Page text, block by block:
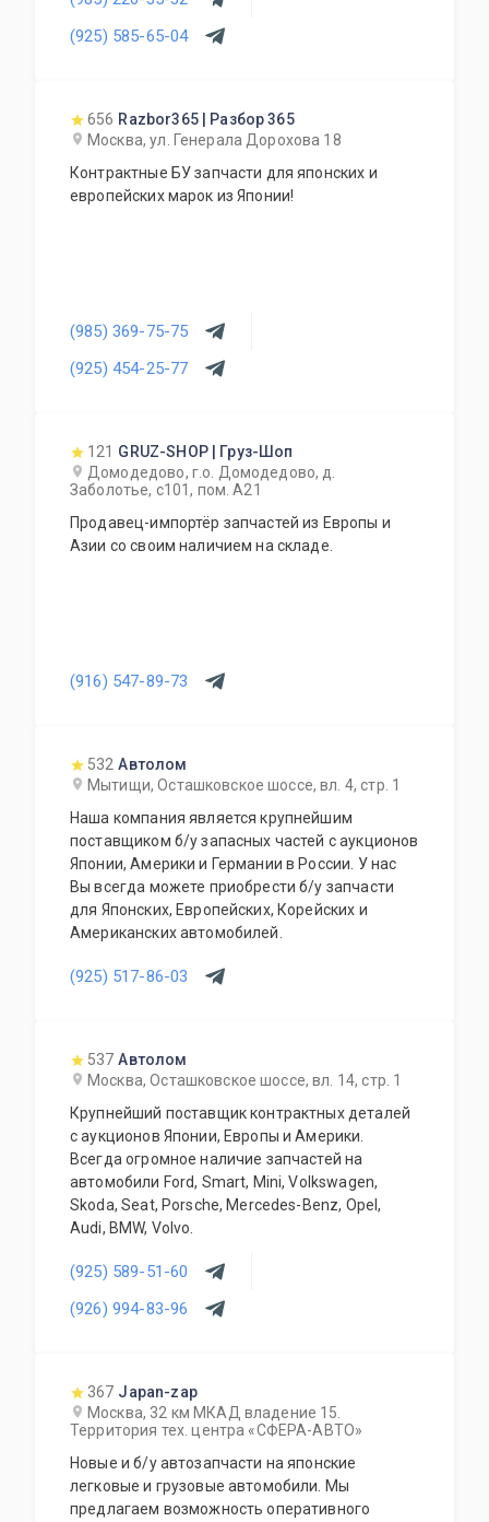
шиномонтаж, сход-развал, замена стекол,
установка парктроников и т.д. Также есть
магазин автозапчастей.
(925) 585-65-04
656 Razbor365 | Разбор 365
Москва, ул. Генерала Дорохова 18
Контрактные БУ запчасти для японских и
европейских марок из Японии!
(985) 369-75-75
(925) 454-25-77
121 GRUZ-SHOP | Груз-Шоп
Домодедово, г.о. Домодедово, д.
Заболотье, с101, пом. А21
Продавец-импортёр запчастей из Европы и
Азии со своим наличием на складе.
(916) 547-89-73
532 Автолом
Мытищи, Осташковское шоссе, вл. 4, стр. 1
Наша компания является крупнейшим
поставщиком б/у запасных частей с аукционов
Японии, Америки и Германии в России. У нас
Вы всегда можете приобрести б/у запчасти
для Японских, Европейских, Корейских и
Американских автомобилей.
(925) 517-86-03
537 Автолом
Москва, Осташковское шоссе, вл. 14, стр. 1
Крупнейший поставщик контрактных деталей
с аукционов Японии, Европы и Америки.
Всегда огромное наличие запчастей на
автомобили Ford, Smart, Mini, Volkswagen,
Skoda, Seat, Porsche, Mercedes-Benz, Opel,
Audi, BMW, Volvo.
(925) 589-51-60
(926) 994-83-96
367 Japan-zap
Москва, 32 км МКАД владение 15.
Территория тех. центра «СФЕРА-АВТО»
Новые и б/у автозапчасти на японские
легковые и грузовые автомобили. Мы
предлагаем возможность оперативного